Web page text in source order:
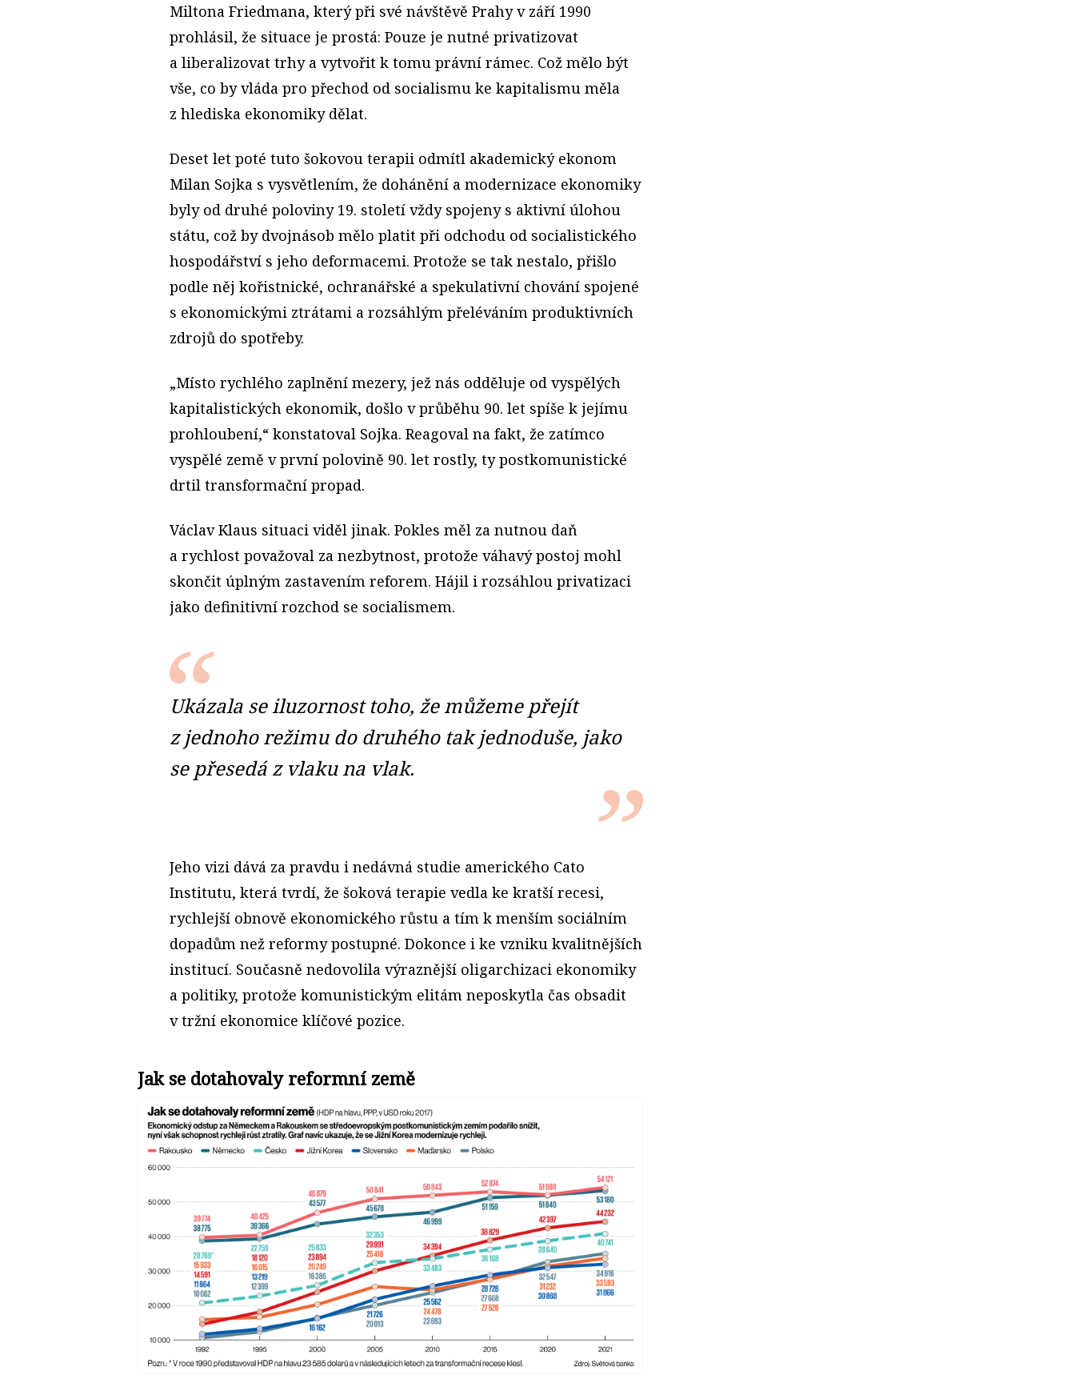
Miltona Friedmana, který při své návštěvě Prahy v září 1990
prohlásil, že situace je prostá: Pouze je nutné privatizovat
a liberalizovat trhy a vytvořit k tomu právní rámec. Což mělo být
vše, co by vláda pro přechod od socialismu ke kapitalismu měla
z hlediska ekonomiky dělat.
Deset let poté tuto šokovou terapii odmítl akademický ekonom
Milan Sojka s vysvětlením, že dohánění a modernizace ekonomiky
byly od druhé poloviny 19. století vždy spojeny s aktivní úlohou
státu, což by dvojnásob mělo platit při odchodu od socialistického
hospodářství s jeho deformacemi. Protože se tak nestalo, přišlo
podle něj kořistnické, ochranářské a spekulativní chování spojené
s ekonomickými ztrátami a rozsáhlým přeléváním produktivních
zdrojů do spotřeby.
„Místo rychlého zaplnění mezery, jež nás odděluje od vyspělých
kapitalistických ekonomik, došlo v průběhu 90. let spíše k jejímu
prohloubení,“ konstatoval Sojka. Reagoval na fakt, že zatímco
vyspělé země v první polovině 90. let rostly, ty postkomunistické
drtil transformační propad.
Václav Klaus situaci viděl jinak. Pokles měl za nutnou daň
a rychlost považoval za nezbytnost, protože váhavý postoj mohl
skončit úplným zastavením reforem. Hájil i rozsáhlou privatizaci
jako definitivní rozchod se socialismem.
Ukázala se iluzornost toho, že můžeme přejít
z jednoho režimu do druhého tak jednoduše, jako
se přesedá z vlaku na vlak.
Jeho vizi dává za pravdu i nedávná studie amerického Cato
Institutu, která tvrdí, že šoková terapie vedla ke kratší recesi,
rychlejší obnově ekonomického růstu a tím k menším sociálním
dopadům než reformy postupné. Dokonce i ke vzniku kvalitnějších
institucí. Současně nedovolila výraznější oligarchizaci ekonomiky
a politiky, protože komunistickým elitám neposkytla čas obsadit
v tržní ekonomice klíčové pozice.
Jak se dotahovaly reformní země